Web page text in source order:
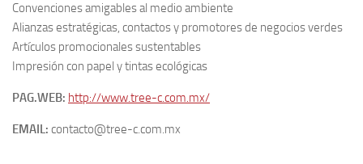
Convenciones amigables al medio ambiente
Alianzas estratégicas, contactos y promotores de negocios verdes
Artículos promocionales sustentables
Impresión con papel y tintas ecológicas
PAG.WEB: http://www.tree-c.com.mx/
EMAIL: contacto@tree-c.com.mx